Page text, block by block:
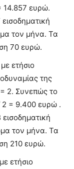
14.857 ευρώ.
τον μήνα. Τα
70 ευρώ.
ετήσιο
της
= 2. Συνεπώς το
2 = 9.400 ευρώ .
τον μήνα. Τα
210 ευρώ.
ετήσιο